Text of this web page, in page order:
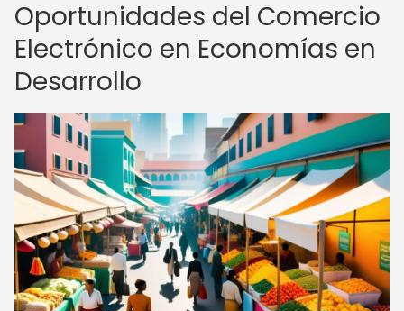
Oportunidades del Comercio
Electrónico en Economías en
Desarrollo